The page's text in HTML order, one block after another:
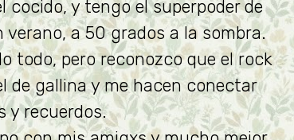
cocido, y tengo el superpoder de
verano, a 50 grados a la sombra.
todo, pero reconozco que el rock
de gallina y me hacen conectar
y recuerdos.